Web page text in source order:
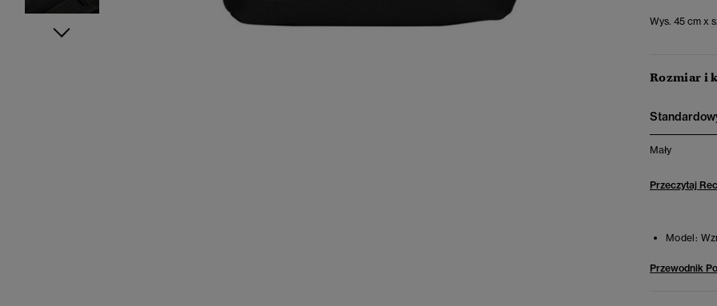
Wys. 45 cm x
Rozmiar i
Mały
Przeczytaj
Model:
Przewodnik